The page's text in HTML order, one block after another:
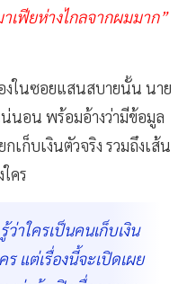
เฟียห่างไกลจากผมมาก”
งในซอยแสนสบายนั้น นาย
นอน พร้อมอ้างว่ามีข้อมูล
ก็บเงินตัวจริง รวมถึงเส้น
คร
าใครเป็นคนเก็บเงิน
แต่เรื่องนี้จะเปิดเผย